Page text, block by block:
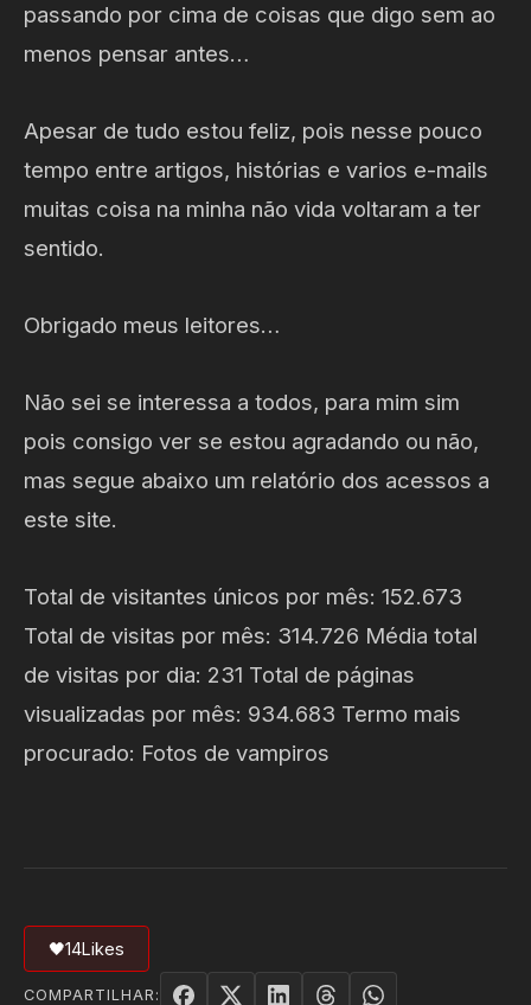
passando por cima de coisas que digo sem ao
menos pensar antes…
Apesar de tudo estou feliz, pois nesse pouco
tempo entre artigos, histórias e varios e-mails
muitas coisa na minha não vida voltaram a ter
sentido.
Obrigado meus leitores…
Não sei se interessa a todos, para mim sim
pois consigo ver se estou agradando ou não,
mas segue abaixo um relatório dos acessos a
este site.
Total de visitantes únicos por mês: 152.673
Total de visitas por mês: 314.726 Média total
de visitas por dia: 231 Total de páginas
visualizadas por mês: 934.683 Termo mais
procurado: Fotos de vampiros
🖤14Likes
COMPARTILHAR: